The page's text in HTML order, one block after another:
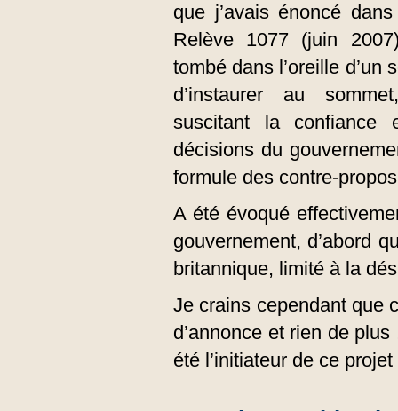
que j’avais énoncé
Relève 1077 (juin
tombé dans l’oreille d’un
d’instaurer au
suscitant la confiance
décisions du
formule des contre-
A été évoqué
gouvernement, d’abord
britannique, limité à la
Je crains cependant que
d’annonce et rien de
été l’initiateur de ce